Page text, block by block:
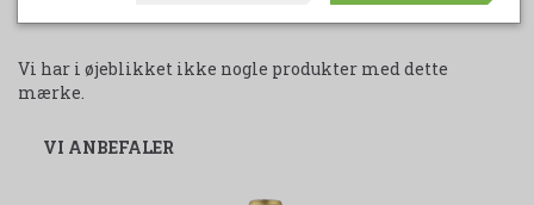
Vi har i øjeblikket ikke nogle produkter med dette
mærke.
VI ANBEFALER